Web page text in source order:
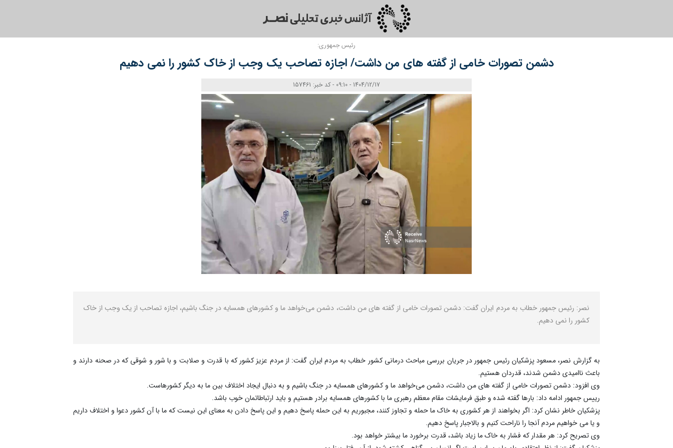
رئیس جمهوری:
دشمن تصورات خامی از گفته‌ های من داشت/ اجازه تصاحب یک وجب از خاک کشور را نمی‌ دهیم
1404/12/17 - 09:10 - کد خبر: 157461
نصر: رئیس جمهور خطاب به مردم ایران گفت: دشمن تصورات خامی از گفته های من داشت، دشمن می‌خواهد ما و کشورهای همسایه در جنگ باشیم، اجازه تصاحب از یک وجب از خاک
کشور را نمی دهیم.
به گزارش نصر، مسعود پزشکیان رئیس جمهور در جریان بررسی مباحث درمانی کشور خطاب به مردم ایران گفت: از مردم عزیز کشور که با قدرت و صلابت و با شور و شوقی که در صحنه دارند و
باعث ناامیدی دشمن شدند، قدردان هستیم.
وی افزود: دشمن تصورات خامی از گفته های من داشت، دشمن می‌خواهد ما و کشورهای همسایه در جنگ باشیم و به دنبال ایجاد اختلاف بین ما به دیگر کشورهاست.
رییس جمهور ادامه داد: بارها گفته شده و طبق فرمایشات مقام معظم رهبری ما با کشورهای همسایه برادر هستیم و باید ارتباطاتمان خوب باشد.
پزشکیان خاطر نشان کرد: اگر بخواهند از هر کشوری به خاک ما حمله و تجاوز کنند، مجبوریم به این حمله پاسخ دهیم و این‌ پاسخ دادن به معنای این نیست که ما با آن کشور دعوا و اختلاف داریم
و یا می خواهیم مردم آنجا را ناراحت کنیم و بالاجبار پاسخ دهیم.
وی تصریح کرد: هر مقدار که فشار به خاک ما زیاد باشد، قدرت برخورد ما بیشتر خواهد بود.